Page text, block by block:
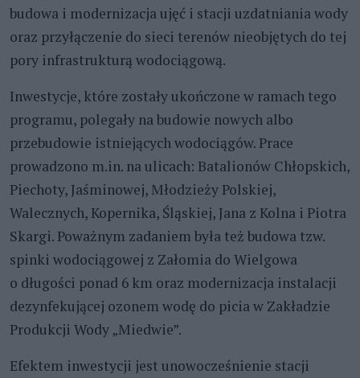
budowa i modernizacja ujęć i stacji uzdatniania wody
oraz przyłączenie do sieci terenów nieobjętych do tej
pory infrastrukturą wodociągową.
Inwestycje, które zostały ukończone w ramach tego
programu, polegały na budowie nowych albo
przebudowie istniejących wodociągów. Prace
prowadzono m.in. na ulicach: Batalionów Chłopskich,
Piechoty, Jaśminowej, Młodzieży Polskiej,
Walecznych, Kopernika, Śląskiej, Jana z Kolna i Piotra
Skargi. Poważnym zadaniem była też budowa tzw.
spinki wodociągowej z Załomia do Wielgowa
o długości ponad 6 km oraz modernizacja instalacji
dezynfekującej ozonem wodę do picia w Zakładzie
Produkcji Wody „Miedwie”.
Efektem inwestycji jest unowocześnienie stacji